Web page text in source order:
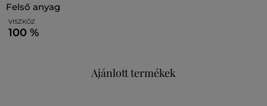
felső anyag
VISZKÓZ
100 %
Ajánlott termékek